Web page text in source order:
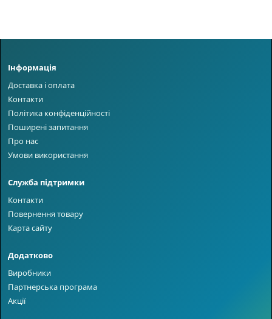
Інформація
Доставка і оплата
Контакти
Політика конфіденційності
Поширені запитання
Про нас
Умови використання
Служба підтримки
Контакти
Повернення товару
Карта сайту
Додатково
Виробники
Партнерська програма
Акції